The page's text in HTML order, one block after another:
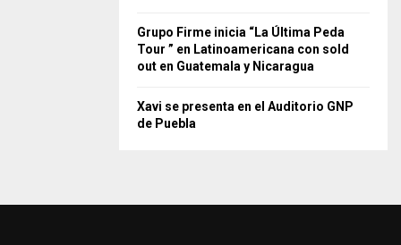
Grupo Firme inicia “La Última Peda
Tour ” en Latinoamericana con sold
out en Guatemala y Nicaragua
Xavi se presenta en el Auditorio GNP
de Puebla